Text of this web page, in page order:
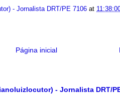
- Jornalista DRT/PE 7106 at
Página inicial
- Jornalista DRT/